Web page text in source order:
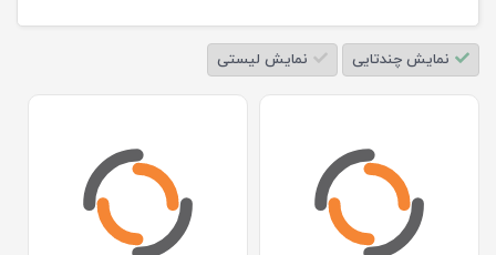
نمایش چندتایی نمایش لیستی